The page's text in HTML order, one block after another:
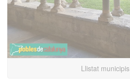
Llistat municipis